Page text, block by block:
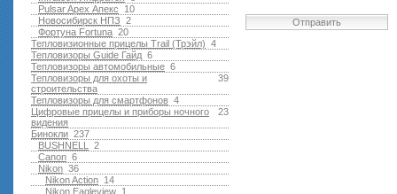
10
Pulsar Apex Апекс
2
Новосибирск НПЗ
20
Фортуна Fortuna
4
Тепловизионные прицелы Trail (Трэйл)
6
Тепловизоры Guide Гайд
6
Тепловизоры автомобильные
39
Тепловизоры для охоты и
строительства
4
Тепловизоры для смартфонов
23
Цифровые прицелы и приборы ночного
видения
237
Бинокли
2
BUSHNELL
6
Canon
36
Nikon
14
Nikon Action
1
Nikon Eagleview
Отправить